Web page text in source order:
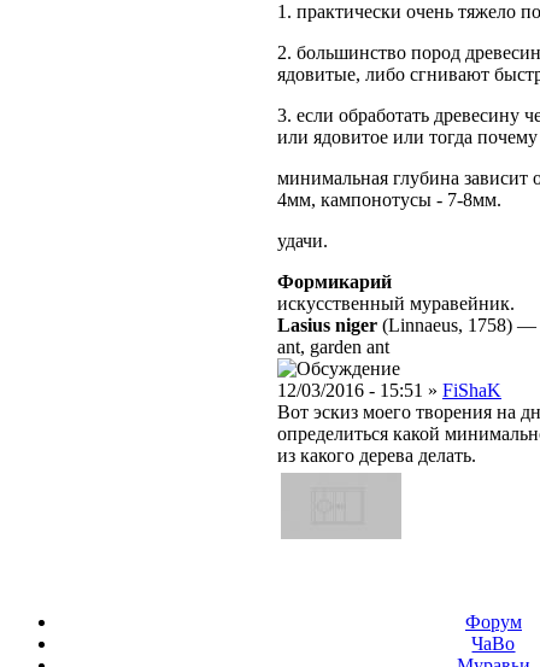
1. практически очень тяжело
2. большинство пород
ядовитые, либо сгнивают
3. если обработать древесину
или ядовитое или тогда
минимальная глубина зависит
4мм, кампонотусы - 7-8мм.
удачи.
Формикарий
искусственный муравейник.
Lasius niger (Linnaeus, 1758) —
ant, garden ant
12/03/2016 - 15:51 » FiShaK
Вот эскиз моего творения на
определиться какой
из какого дерева делать.
Форум
ЧаВо